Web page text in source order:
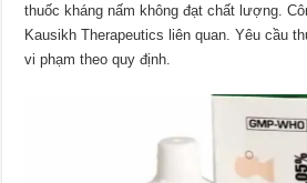
thuốc kháng nấm không đạt chất lượng.
Kausikh Therapeutics liên quan. Yêu cầu
vi phạm theo quy định.